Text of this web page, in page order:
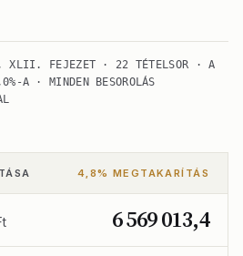
XLII. FEJEZET · 22 TÉTELSOR · A
A · MINDEN BESOROLÁS
4,8% MEGTAKARÍTÁS
6 569 013,4